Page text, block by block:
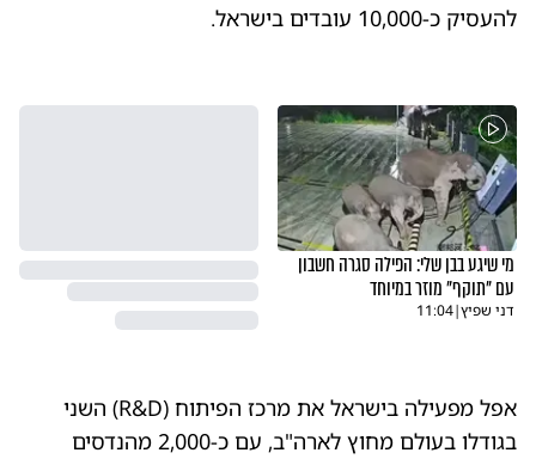
להעסיק כ-10,000 עובדים בישראל.
מי שיגע בבן שלי: הפילה סגרה חשבון
עם "תוקף" מוזר במיוחד
דני שפיץ|
11:04
אפל מפעילה בישראל את מרכז הפיתוח (R&D) השני
בגודלו בעולם מחוץ לארה"ב, עם כ-2,000 מהנדסים